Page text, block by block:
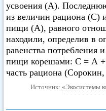
усвоения (А).
из величин рациона (С)
пищи (A), равного
находили, определив в
равенства потребления
пищи корешами: С = А +
часть рациона
Источник: «Экосистемы